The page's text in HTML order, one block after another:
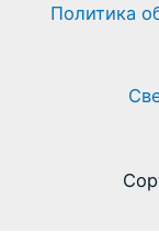
Политика